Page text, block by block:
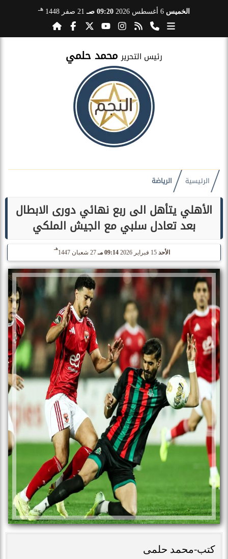
الخميس 09:20 صـ 21 صفر 1448 هـ
رئيس التحرير محمد حلمي
الرئيسية الرياضة
الأهلي يتأهل الى ربع نهائي دورى الابطال
بعد تعادل سلبي مع الجيش الملكي
الأحد 09:14 مـ 27 شعبان 1447
هـ
كتب-محمد حلمى